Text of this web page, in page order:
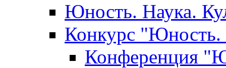
Юность. Наука.
Конкурс "Юность.
Конференция